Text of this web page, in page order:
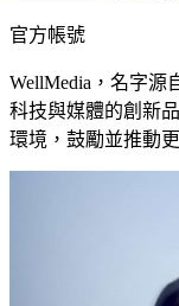
官方帳號
WellMedia，名字源
科技與媒體的創新
環境，鼓勵並推動